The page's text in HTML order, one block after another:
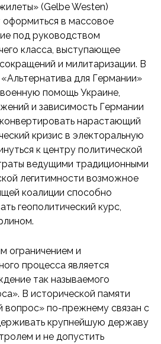
(Gelbe Westen)
оформиться в массовое
под руководством
класса, выступающее
и милитаризации. В
для Германии»
помощь Украине,
и зависимость Германии
нарастающий
кризис в электоральную
к центру политической
ведущими традиционными
легитимности возможное
коалиции способно
геополитический курс,
ограничением и
процесса является
так называемого
В исторической памяти
вопрос» по-прежнему связан с
крупнейшую державу
и не допустить